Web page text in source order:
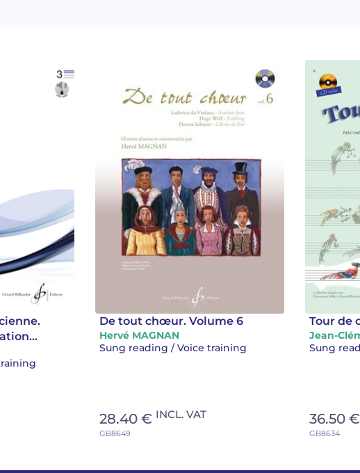
chant
De tout chœur. Volume 6
Hervé MAGNAN
Sung reading / Voice training
28.40 € INCL. VAT
GB8649
Tour de
Jean-
Sung
36.50 €
GB8634